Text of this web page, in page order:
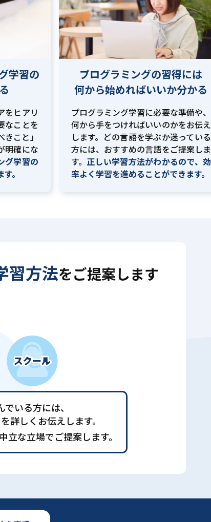
学習の
をヒアリ
なことを
こと」
明確にな
グ学習の
。
プログラミングの習得には
何から始めればいいか分かる
プログラミング学習に必要な準備や、
何から手をつければいいのかをお伝え
します。どの言語を学ぶか迷っている
方には、おすすめの言語をご提案しま
す。 正しい学習方法がわかるので、効
率よく学習を進めることができます。
習方法をご提案します
いる方には、
詳しくお伝えします。
立な立場でご提案します。